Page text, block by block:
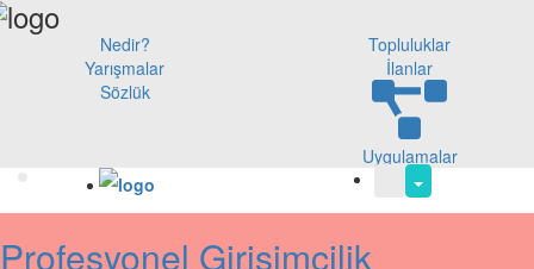
Nedir?
Topluluklar
Yarışmalar
İlanlar
Sözlük
Uygulamalar
Profesyonel Girişimcilik